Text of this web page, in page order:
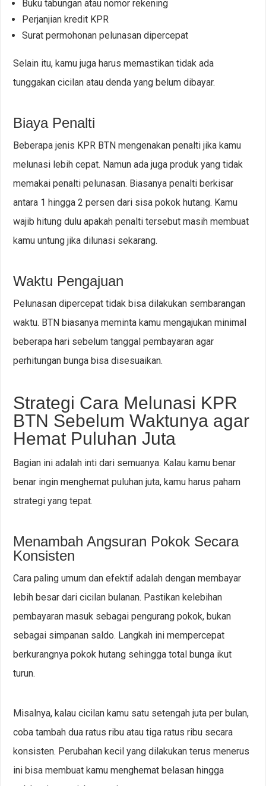
Buku tabungan atau nomor rekening
Perjanjian kredit KPR
Surat permohonan pelunasan dipercepat
Selain itu, kamu juga harus memastikan tidak ada
tunggakan cicilan atau denda yang belum dibayar.
Biaya Penalti
Beberapa jenis KPR BTN mengenakan penalti jika kamu
melunasi lebih cepat. Namun ada juga produk yang tidak
memakai penalti pelunasan. Biasanya penalti berkisar
antara 1 hingga 2 persen dari sisa pokok hutang. Kamu
wajib hitung dulu apakah penalti tersebut masih membuat
kamu untung jika dilunasi sekarang.
Waktu Pengajuan
Pelunasan dipercepat tidak bisa dilakukan sembarangan
waktu. BTN biasanya meminta kamu mengajukan minimal
beberapa hari sebelum tanggal pembayaran agar
perhitungan bunga bisa disesuaikan.
Strategi Cara Melunasi KPR
BTN Sebelum Waktunya agar
Hemat Puluhan Juta
Bagian ini adalah inti dari semuanya. Kalau kamu benar
benar ingin menghemat puluhan juta, kamu harus paham
strategi yang tepat.
Menambah Angsuran Pokok Secara
Konsisten
Cara paling umum dan efektif adalah dengan membayar
lebih besar dari cicilan bulanan. Pastikan kelebihan
pembayaran masuk sebagai pengurang pokok, bukan
sebagai simpanan saldo. Langkah ini mempercepat
berkurangnya pokok hutang sehingga total bunga ikut
turun.
Misalnya, kalau cicilan kamu satu setengah juta per bulan,
coba tambah dua ratus ribu atau tiga ratus ribu secara
konsisten. Perubahan kecil yang dilakukan terus menerus
ini bisa membuat kamu menghemat belasan hingga